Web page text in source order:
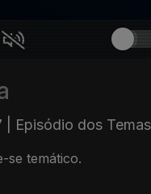
| Episódio dos
se temático.